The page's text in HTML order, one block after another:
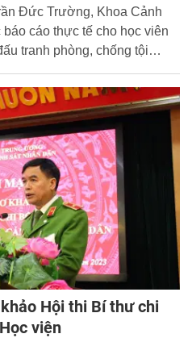
Đức Trường, Khoa Cảnh
cáo thực tế cho học viên
tranh phòng, chống tội
Hội thi Bí thư chi
viện